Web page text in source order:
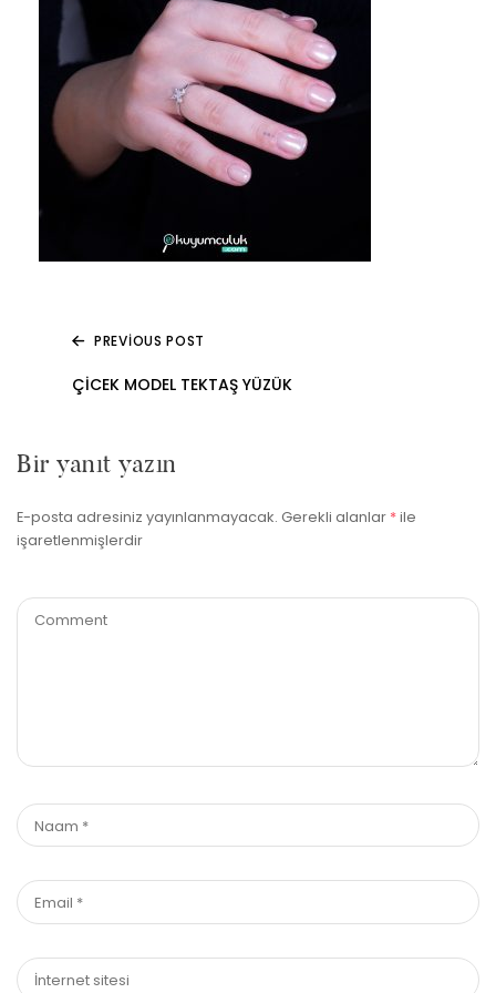
PREVIOUS POST
ÇICEK MODEL TEKTAŞ YÜZÜK
Bir yanıt yazın
E-posta adresiniz yayınlanmayacak. Gerekli alanlar *ile
işaretlenmişlerdir